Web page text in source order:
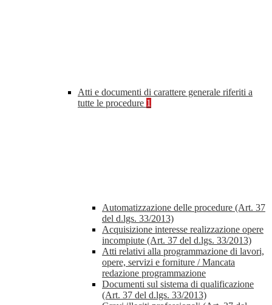
Atti e documenti di carattere generale riferiti a
tutte le procedure 1
Automatizzazione delle procedure (Art. 37
del d.lgs. 33/2013)
Acquisizione interesse realizzazione opere
incompiute (Art. 37 del d.lgs. 33/2013)
Atti relativi alla programmazione di lavori,
opere, servizi e forniture / Mancata
redazione programmazione
Documenti sul sistema di qualificazione
(Art. 37 del d.lgs. 33/2013)